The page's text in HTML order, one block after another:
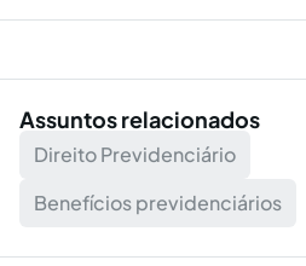
Assuntos relacionados
Direito Previdenciário
Benefícios previdenciários